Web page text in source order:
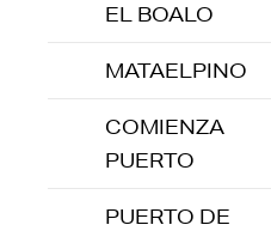
EL BOALO
MATAELPINO
COMIENZA
PUERTO
PUERTO DE